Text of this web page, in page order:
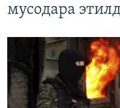
мусодара